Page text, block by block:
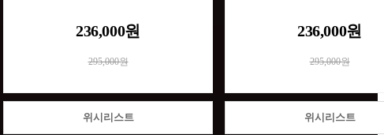
236,000원
295,000원
위시리스트
236,000원
295,000원
위시리스트